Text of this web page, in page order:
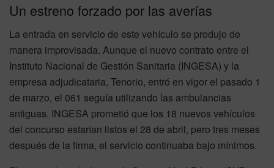
Un estreno forzado por las averías
La entrada en servicio de este vehículo se produjo de
manera improvisada. Aunque el nuevo contrato entre el
Instituto Nacional de Gestión Sanitaria (INGESA) y la
empresa adjudicataria, Tenorio, entró en vigor el pasado 1
de marzo, el 061 seguía utilizando las ambulancias
antiguas. INGESA prometió que los 18 nuevos vehículos
del concurso estarían listos el 28 de abril, pero tres meses
después de la firma, el servicio continuaba bajo mínimos.